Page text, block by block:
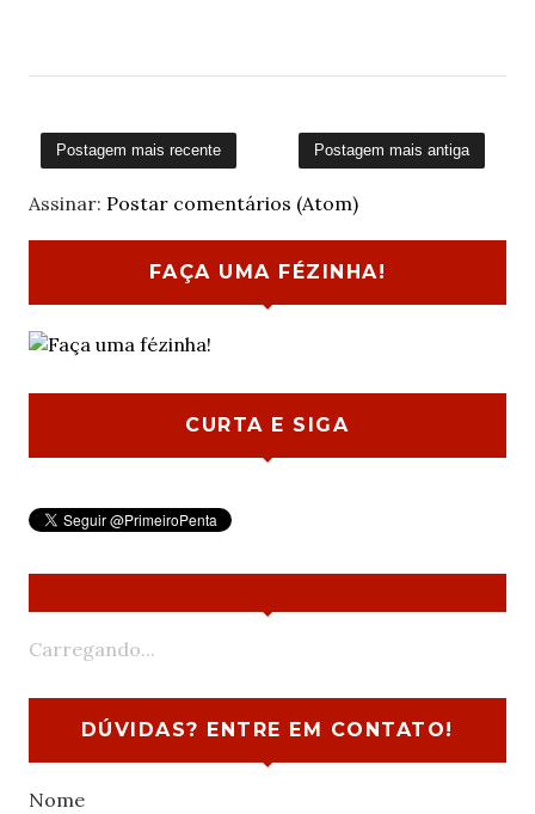
Postagem mais recente Postagem mais antiga
Assinar: Postar comentários (Atom)
FAÇA UMA FÉZINHA!
CURTA E SIGA
Carregando...
DÚVIDAS? ENTRE EM CONTATO!
Nome